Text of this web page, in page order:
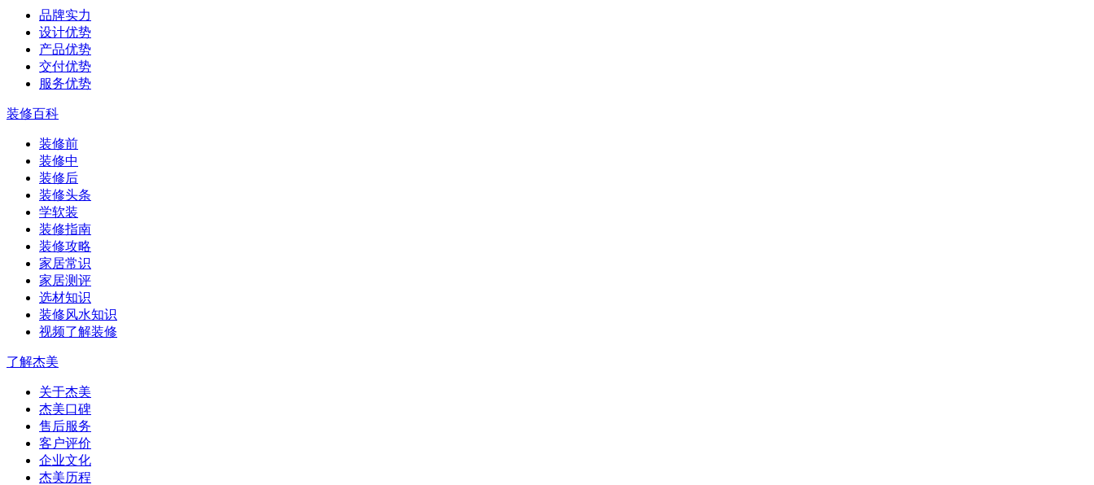
品牌实力
设计优势
产品优势
交付优势
服务优势
装修百科
装修前
装修中
装修后
装修头条
学软装
装修指南
装修攻略
家居常识
家居测评
选材知识
装修风水知识
视频了解装修
了解杰美
关于杰美
杰美口碑
售后服务
客户评价
企业文化
杰美历程